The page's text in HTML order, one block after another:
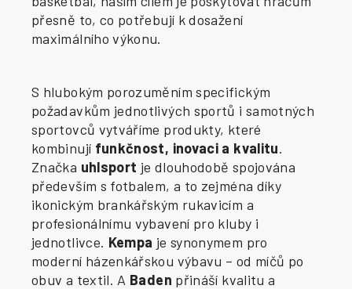
přesně to, co potřebují k dosažení
maximálního výkonu.
S hlubokým porozuměním specifickým
požadavkům jednotlivých sportů i samotných
sportovců vytváříme produkty, které
kombinují funkčnost, inovaci a kvalitu.
Značka uhlsport je dlouhodobě spojována
především s fotbalem, a to zejména díky
ikonickým brankářským rukavicím a
profesionálnímu vybavení pro kluby i
jednotlivce. Kempa je synonymem pro
moderní házenkářskou výbavu – od míčů po
obuv a textil. A Baden přináší kvalitu a